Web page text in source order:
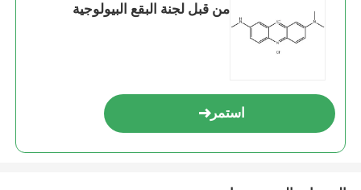
من قبل لجنة البقع البيولوجية
استمر